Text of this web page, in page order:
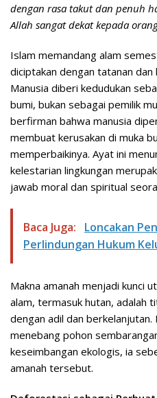
dengan rasa takut dan penuh
Allah sangat dekat kepada
Islam memandang alam
diciptakan dengan tatanan dan
Manusia diberi kedudukan
bumi, bukan sebagai pemilik
berfirman bahwa manusia
membuat kerusakan di muka
memperbaikinya. Ayat ini
kelestarian lingkungan
jawab moral dan spiritual
Baca Juga:
Loncakan
Perlindungan Hukum
Makna amanah menjadi kunci
alam, termasuk hutan, adalah
dengan adil dan
menebang pohon
keseimbangan ekologis, ia
amanah tersebut.